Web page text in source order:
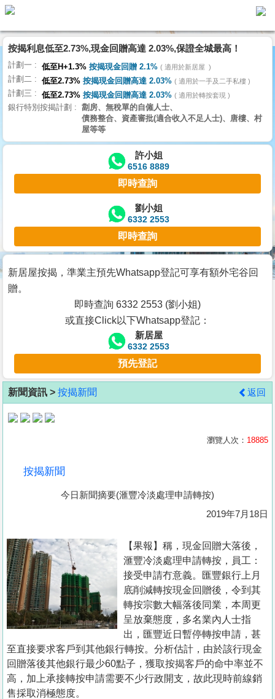
代
理
主
頁
搵
樓/
交
業
主
宅
谷
按
客
地
產
置
業
手
冊
於
我
們
按揭利息低至2.73%,現金回贈高達 2.03%,保證全城最高！
計劃一 低至H+1.3% 按揭現金回贈 2.1% 適用於新居屋
計劃二 低至2.73% 按揭現金回贈高達 2.03% 適用於一手及二手私樓
計劃三 低至2.73% 按揭現金回贈高達 2.03% 適用於轉按套現
銀行特別按揭計劃
劏房、無稅單的自僱人士、
債務整合、資產審批(適合收入不足人士)、唐樓、村
屋等等
許小姐
6516 8889
即時查詢
劉小姐
6332 2553
即時查詢
新居屋按揭，準業主預先Whatsapp登記可享有額外宅谷回
贈。
即時查詢 6332 2553 (劉小姐)
或直接Click以下Whatsapp登記：
新居屋
6332 2553
預先登記
新聞資訊 > 按揭新聞 返回
瀏覽人次： 18885
按揭新聞
今日新聞摘要(滙豐冷淡處理申請轉按)
2019年7月18日
【果報】稱，現金回贈大落後，
滙豐冷淡處理申請轉按，員工：
接受申請冇意義。匯豐銀行上月
底削減轉按現金回贈後，令到其
轉按宗數大幅落後同業，本周更
呈放棄態度，多名業內人士指
出，匯豐近日暫停轉按申請，甚
至直接要求客戶到其他銀行轉按。分析估計，由於該行現金
回贈落後其他銀行最少60點子，獲取按揭客戶的命中率並不
高，加上承接轉按申請需要不少行政開支，故此現時前線銷
售採取消極態度。